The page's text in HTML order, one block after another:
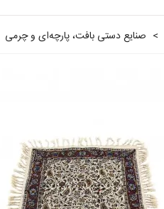
> صنایع دستی بافت، پارچه‌ای و چرمی